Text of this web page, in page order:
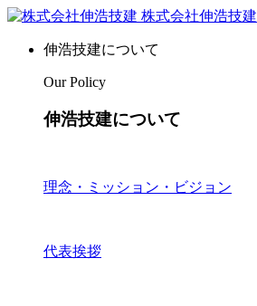
株式会社伸浩技建
伸浩技建について
Our Policy
伸浩技建について
理念・ミッション・ビジョン
代表挨拶